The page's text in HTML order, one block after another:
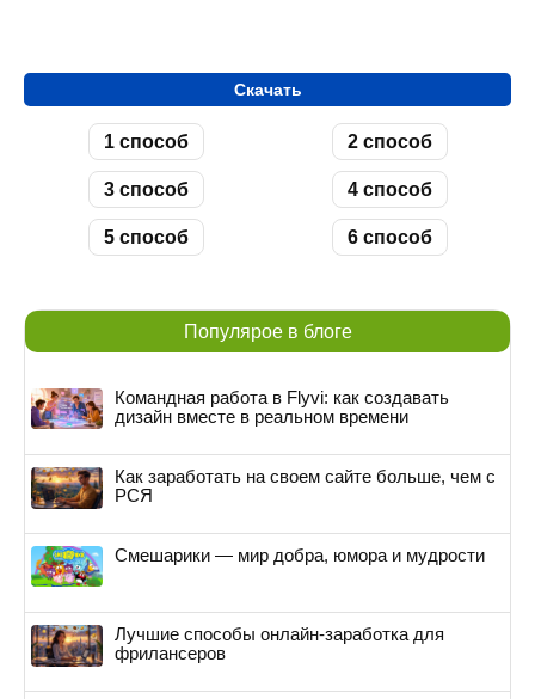
Скачать
1 способ 2 способ
3 способ 4 способ
5 способ 6 способ
Популярое в блоге
Командная работа в Flyvi: как создавать
дизайн вместе в реальном времени
Как заработать на своем сайте больше, чем с
РСЯ
Смешарики — мир добра, юмора и мудрости
Лучшие способы онлайн-заработка для
фрилансеров